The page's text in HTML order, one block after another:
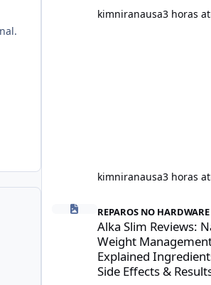
scientific evidence
kimniranausa3 horas
kimniranausa3 horas
Alka Slim Reviews: Natural
REPAROS NO HARDWARE
Alka Slim Reviews:
Weight
Explained
Side Effects &